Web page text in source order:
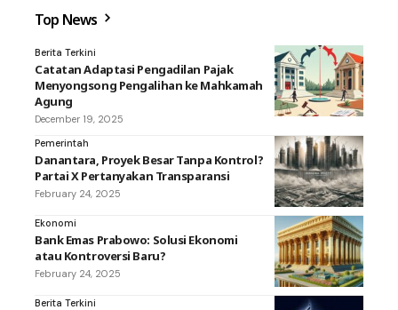
Top News
Berita Terkini
Catatan Adaptasi Pengadilan Pajak
Menyongsong Pengalihan ke Mahkamah
Agung
December 19, 2025
Pemerintah
Danantara, Proyek Besar Tanpa Kontrol?
Partai X Pertanyakan Transparansi
February 24, 2025
Ekonomi
Bank Emas Prabowo: Solusi Ekonomi
atau Kontroversi Baru?
February 24, 2025
Berita Terkini